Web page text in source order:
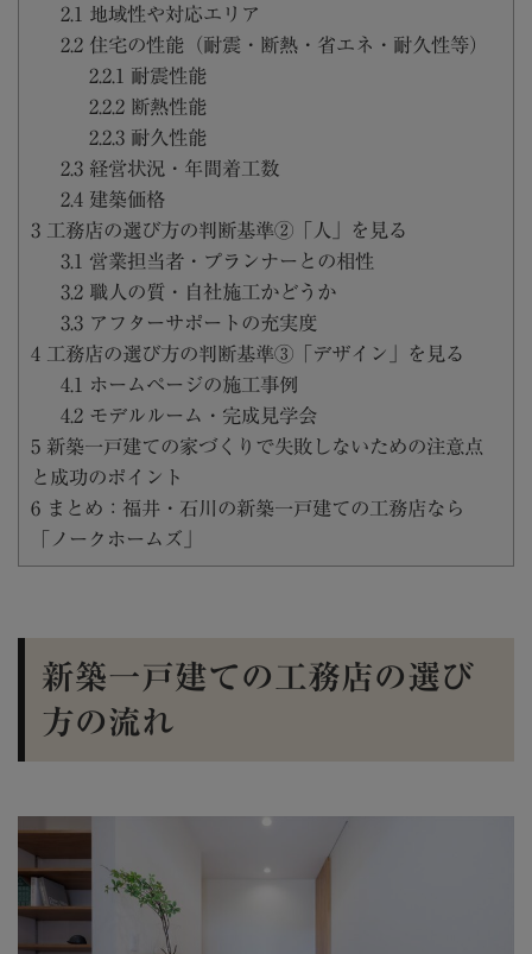
2.1
地域性や対応エリア
2.2住宅の性能（耐震・断熱・省エネ・耐久性等）
2.2.1
耐震性能
2.2.2 断熱性能
2.2.3 耐久性能
2.3経営状況・年間着工数
2.4建築価格
3 工務店の選び方の判断基準②「人」を見る
3.1
営業担当者・プランナーとの相性
3.2職人の質・自社施工かどうか
3.3アフターサポートの充実度
4 工務店の選び方の判断基準③「デザイン」を見る
4.1
ホームページの施工事例
4.2モデルルーム・完成見学会
5 新築一戸建ての家づくりで失敗しないための注意点
と成功のポイント
6 まとめ：福井・石川の新築一戸建ての工務店なら
「ノークホームズ」
新築一戸建ての工務店の選び
方の流れ